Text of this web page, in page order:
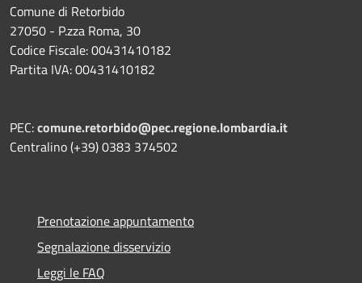
Comune di Retorbido
27050 - P.zza Roma, 30
Codice Fiscale: 00431410182
Partita IVA: 00431410182
PEC:comune.retorbido@pec.regione.lombardia.it
Centralino (+39) 0383 374502
Prenotazione appuntamento
Segnalazione disservizio
Leggi le FAQ